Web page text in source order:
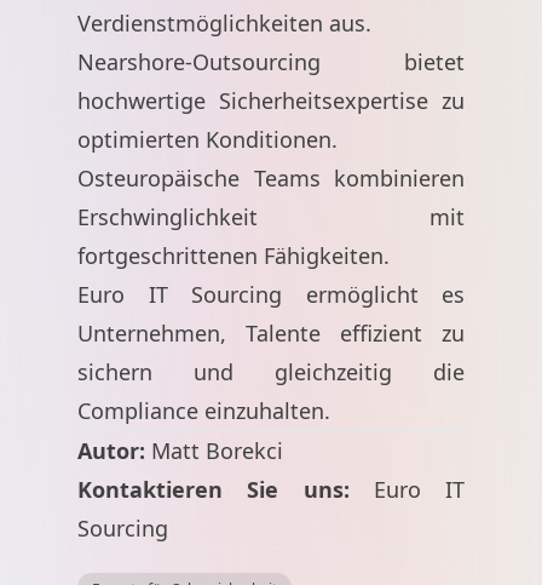
Verdienstmöglichkeiten aus.
Nearshore-Outsourcing bietet
hochwertige Sicherheitsexpertise zu
optimierten Konditionen.
Osteuropäische Teams kombinieren
Erschwinglichkeit mit
fortgeschrittenen Fähigkeiten.
Euro IT Sourcing ermöglicht es
Unternehmen, Talente effizient zu
sichern und gleichzeitig die
Compliance einzuhalten.
Autor: Matt Borekci
Kontaktieren Sie uns:
Euro IT
Sourcing